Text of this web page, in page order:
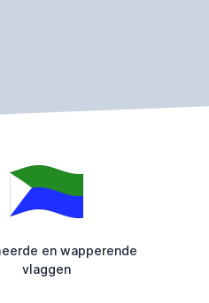
en wapperende
vlaggen